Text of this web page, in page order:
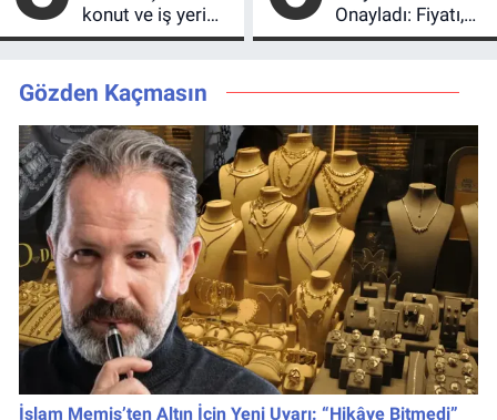
konut ve iş yeri
için 10 yıl vade
Onayladı: Fiyatı,
Lot Sayısı ve
Gözden Kaçmasın
İslam Memiş’ten Altın İçin Yeni Uyarı: “Hikâye Bitmedi”